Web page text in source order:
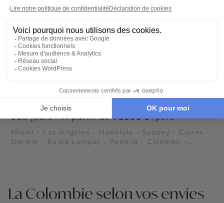
Tour du monde ultra-luxe à bord du Seven
128 jours - À partir de71000 €/pers
Miami - Los Angeles - Honolulu - Sydney - Cairns -
Darwin - Kuala Lumpur - Penang - Colombo -
La Colombie selon vos envies